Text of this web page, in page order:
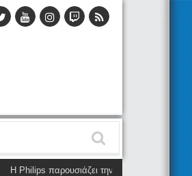
Η Philips παρουσιάζει την πρώτη αυτόνομη